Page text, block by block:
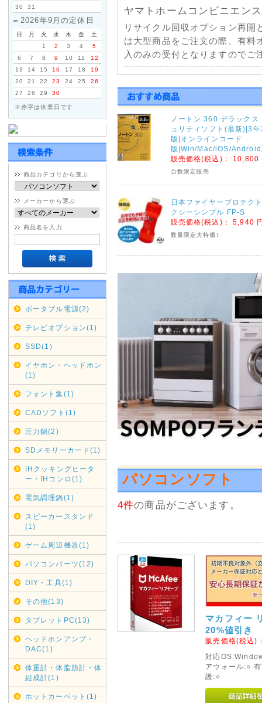
30
31
2026年9月の定休日
日 月 火 水 木 金
土
1
2 3 4
5
6
7 8 9 10 11
12
13
14 15 16 17 18
19
20
21 22 23 24 25
26
27
28 29 30
※赤字は休業日です
商品カテゴリから選ぶ
メーカーから選ぶ
商品名を入力
ポータブル電源(2)
テレビオプション(1)
SSD(1)
イヤホン・ヘッドホン
(1)
フォント集(1)
CADソフト(1)
圧力鍋(2)
SDメモリーカード(1)
IHクッキングヒータ
ー・IHコンロ(1)
電気調理鍋(1)
スピーカースタンド
(1)
ゲーム周辺機器(1)
パソコンパーツ(12)
DIY・工具(1)
その他(13)
タブレットPC(13)
ヘッドホンアンプ・
DAC(1)
体重計・体脂肪計・体
組成計(1)
ホットカーペット(1)
ヤマトホームコンビニエン
リサイクル回収オプション再開
は大型商品をご注文の際、有料
入のみの受付となりますのでご
佐川急便一部地域配送停止
天候不良による配送の遅延につ
部地域で発送遅延・停止が発生
くださいませ。
2020年09月04日
ヤマトホームコンビニエンス・
連絡がございましたのでご注文
ヤマトホームコンビニエンス
※大型・超大型商品対象
佐賀県・大分県・熊本県全域
福岡県・長崎県 全域 9月6日(
期間変更の可能性もございま
佐川急便の集荷・配達停止期間
九州全域 9月5日(土)～9月6日(
中国・四国 9月5日(土)～9月6
期間変更の可能性もございます
沖縄・北海道・離島の代引
本日2020/07/16をもちまして沖
せていただきます。
縄・北海道・離島からのご注文
銀行振り込みでのご注文は受
2020年05月01日
リサイクル回収業務一時休
契約配送業者ヤマトホームコ
けまして、弊社では現在リサ
再開次第お知らせいたします。
ノートン 360 デラックス
ュリティソフト(最新)|3
版|オンラインコード
版|Win/Mac/iOS/Android
販売価格(税込)： 10,800
台数限定販売
日本ファイヤープロテク
クシーシンプル FP-S
販売価格(税込)：5,940
数量限定大特価!
パソコンソフト
4件の商品がございます。
マカフィー
20%値引き
販売価格(税込)
対応
アウォール:○
護:○